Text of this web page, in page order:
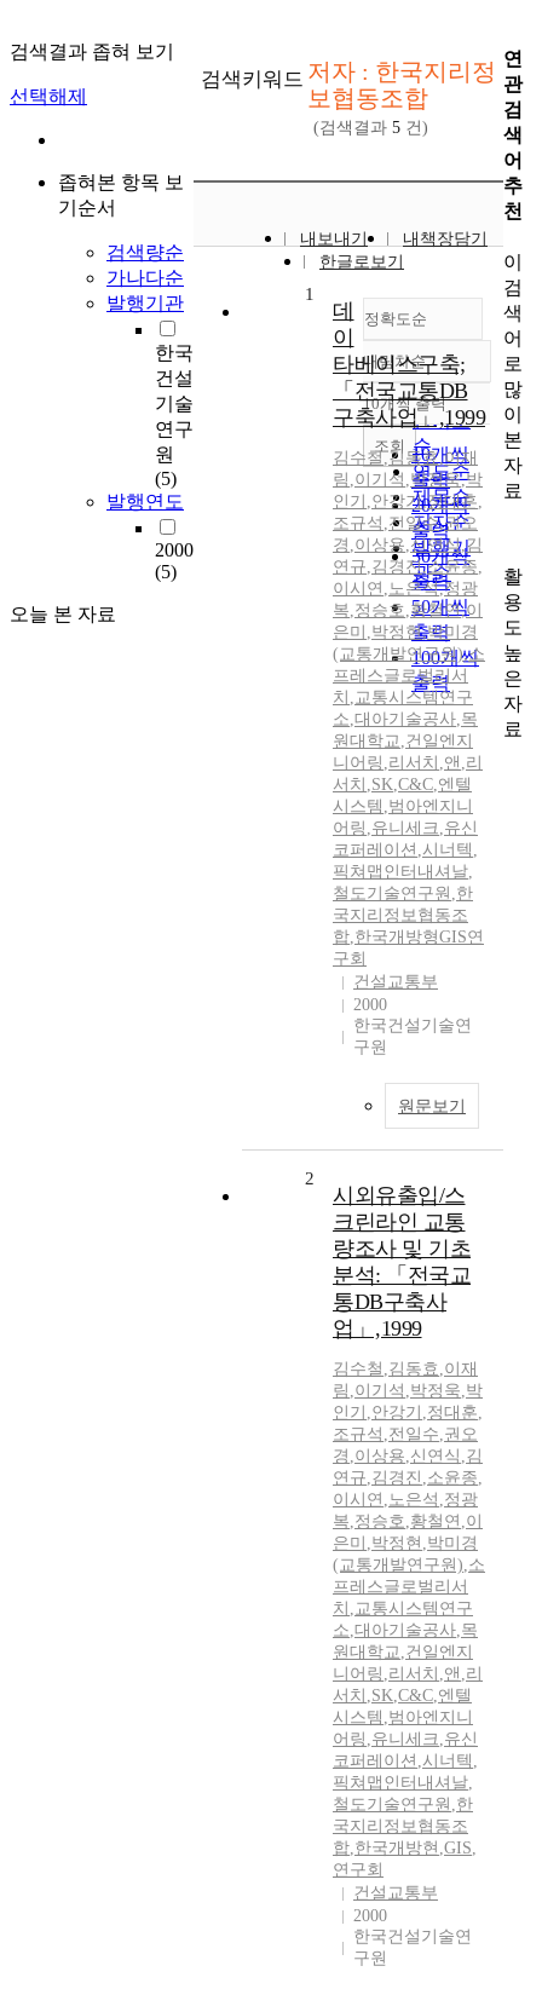
검색결과 좁혀 보기
선택해제
좁혀본 항목 보
기순서
검색량순
가나다순
발행기관
한국
건설
기술
연구
원
(5)
발행연도
2000
(5)
오늘 본 자료
검색키워드 저자 : 한국지리정
보협동조합
(검색결과 5 건)
내보내기
내책장담기
한글로보기
정확도순
정확도
순
인기도
순
연도순
제목순
저자순
발행기
관순
내림차순
내림차순
10개씩 출력
10개씩
출력
20개씩
출력
30개씩
출력
50개씩
출력
100개씩
출력
조회
1
데
이
타베이스구축;
「전국교통DB
구축사업」,1999
김수철,김동효,이재
림 ,이기석 ,박정욱,박
인기 ,안강기,정대훈,
조규석 ,전일수,권오
경 ,이상용,신연식,김
연규,김경진,소윤종,
이시연 ,노은석,정광
복,정승호,황철연,이
은미 ,박정현,박미경
(교통개발연구원),소
프레스글로벌리서
치 ,교통시스템연구
소,대아기술공사,목
원대학교,건일엔지
니어링 ,리서치 ,앤 ,리
서치 ,SK,C&C,엔텔
시스템 ,범아엔지니
어링 ,유니세크,유신
코퍼레이션 ,시너텍 ,
픽쳐맵인터내셔날,
철도기술연구원 ,한
국지리정보협동조
합,한국개방형GIS연
구회
건설교통부
2000
한국건설기술연
구원
원문보기
2
시외유출입/스
크린라인 교통
량조사 및 기초
분석: 「전국교
통DB구축사
업」,1999
김수철 ,김동효 ,이재
림 ,이기석 ,박정욱,박
인기 ,안강기 ,정대훈,
조규석 ,전일수,권오
경 ,이상용,신연식 ,김
연규,김경진 ,소윤종,
이시연 ,노은석 ,정광
복,정승호,황철연 ,이
은미 ,박정현 ,박미경
(교통개발연구원),소
프레스글로벌리서
치 ,교통시스템연구
소,대아기술공사,목
원대학교,건일엔지
니어링 ,리서치 ,앤 ,리
서치 ,SK,C&C,엔텔
시스템 ,범아엔지니
어링 ,유니세크,유신
코퍼레이션 ,시너텍 ,
픽쳐맵인터내셔날,
철도기술연구원 ,한
국지리정보협동조
합,한국개방현 ,GIS,
연구회
건설교통부
2000
한국건설기술연
구원
연
관
검
색
어
추
천
이
검
색
어
로
많
이
본
자
료
활
용
도
높
은
자
료